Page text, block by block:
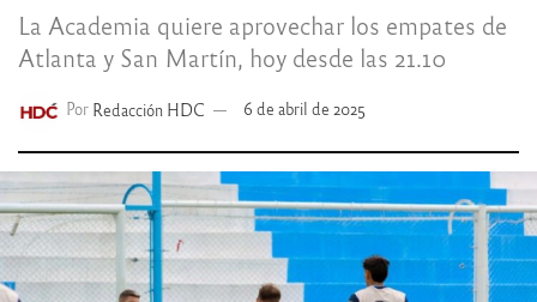
La Academia quiere aprovechar los empates de
Atlanta y San Martín, hoy desde las 21.10
Por Redacción HDC 6 de abril de 2025